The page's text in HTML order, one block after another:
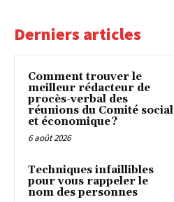
Derniers articles
Comment trouver le
meilleur rédacteur de
procès-verbal des
réunions du Comité social
et économique ?
6 août 2026
Techniques infaillibles
pour vous rappeler le
nom des personnes